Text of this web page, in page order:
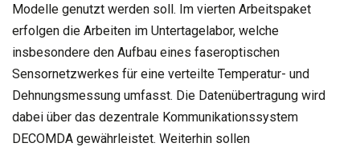
Modelle genutzt werden soll. Im vierten Arbeitspaket
erfolgen die Arbeiten im Untertagelabor, welche
insbesondere den Aufbau eines faseroptischen
Sensornetzwerkes für eine verteilte Temperatur- und
Dehnungsmessung umfasst. Die Datenübertragung wird
dabei über das dezentrale Kommunikationssystem
DECOMDA gewährleistet. Weiterhin sollen